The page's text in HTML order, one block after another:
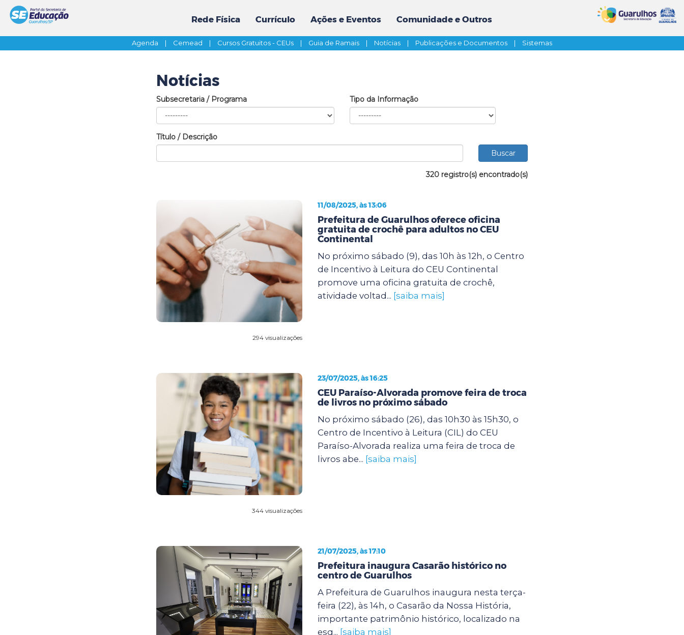
Rede Física Currículo Ações e Eventos Comunidade e Outros
Agenda | Cemead | Cursos Gratuitos - CEUs | Guia de Ramais | Notícias | Publicações e Documentos | Sistemas
Notícias
Subsecretaria / Programa Tipo da Informação
Título / Descrição
320 registro(s) encontrado(s)
294 visualizações
11/08/2025, às 13:06
Prefeitura de Guarulhos oferece oficina
gratuita de crochê para adultos no CEU
Continental
No próximo sábado (9), das 10h às 12h, o Centro
de Incentivo à Leitura do CEU Continental
promove uma oficina gratuita de crochê,
atividade voltad... [saiba mais]
344 visualizações
23/07/2025, às 16:25
CEU Paraíso-Alvorada promove feira de troca
de livros no próximo sábado
No próximo sábado (26), das 10h30 às 15h30, o
Centro de Incentivo à Leitura (CIL) do CEU
Paraíso-Alvorada realiza uma feira de troca de
livros abe... [saiba mais]
21/07/2025, às 17:10
Prefeitura inaugura Casarão histórico no
centro de Guarulhos
A Prefeitura de Guarulhos inaugura nesta terça-
feira (22), às 14h, o Casarão da Nossa História,
importante patrimônio histórico, localizado na
esq... [saiba mais]